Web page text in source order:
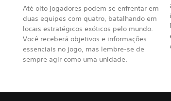
Até oito jogadores podem se enfrentar em
duas equipes com quatro, batalhando em
locais estratégicos exóticos pelo mundo.
Você receberá objetivos e informações
essenciais no jogo, mas lembre-se de
sempre agir como uma unidade.